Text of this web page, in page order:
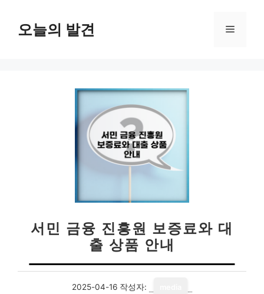
오늘의 발견 메
서민 금융 진흥원 보증료와 대
출 상품 안내
2025-04-16 작성자: